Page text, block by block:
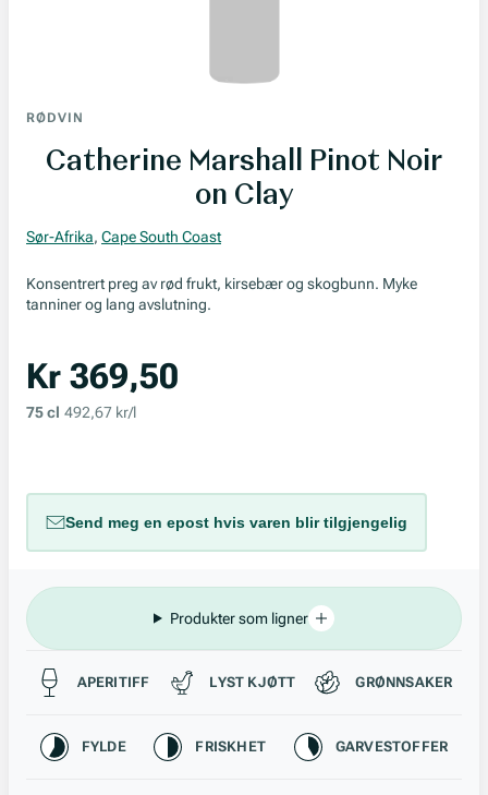
RØDVIN
Catherine Marshall Pinot Noir
on Clay
Sør-Afrika, Cape South Coast
Konsentrert preg av rød frukt, kirsebær og skogbunn. Myke
tanniner og lang avslutning.
Kr 369,50
75 cl 492,67 kr/l
Send meg en epost hvis varen blir tilgjengelig
Produkter som ligner
Passer til
APERITIFF LYST KJØTT GRØNNSAKER
Karakteristikk
FYLDE FRISKHET GARVESTOFFER